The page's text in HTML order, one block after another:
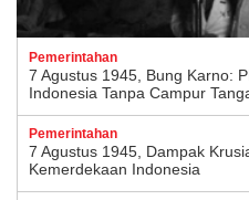
Pemerintahan
7 Agustus 1945, Bung Karno:
Indonesia Tanpa Campur
Pemerintahan
7 Agustus 1945, Dampak
Kemerdekaan Indonesia